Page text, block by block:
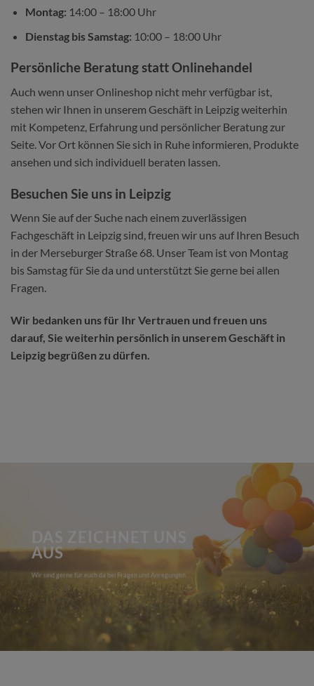
Montag: 14:00 – 18:00 Uhr
Dienstag bis Samstag: 10:00 – 18:00 Uhr
Persönliche Beratung statt Onlinehandel
Auch wenn unser Onlineshop nicht mehr verfügbar ist,
stehen wir Ihnen in unserem Geschäft in Leipzig weiterhin
mit Kompetenz, Erfahrung und persönlicher Beratung zur
Seite. Vor Ort können Sie sich in Ruhe informieren, Produkte
ansehen und sich individuell beraten lassen.
Besuchen Sie uns in Leipzig
Wenn Sie auf der Suche nach einem zuverlässigen
Fachgeschäft in Leipzig sind, freuen wir uns auf Ihren Besuch
in der Merseburger Straße 68. Unser Team ist von Montag
bis Samstag für Sie da und unterstützt Sie gerne bei allen
Fragen.
Wir bedanken uns für Ihr Vertrauen und freuen uns
darauf, Sie weiterhin persönlich in unserem Geschäft in
Leipzig begrüßen zu dürfen.
AUS
Wir sind gerne für euch da bei Fragen und Anregungen.